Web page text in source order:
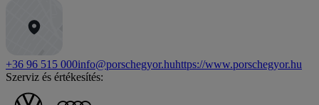
+36 96 515 000info@porschegyor.huhttps://www.porschegyor.hu
Szerviz és értékesítés: